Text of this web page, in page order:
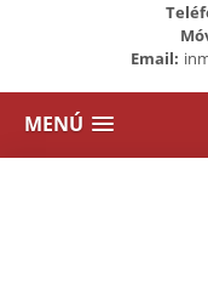
Email:
MENÚ